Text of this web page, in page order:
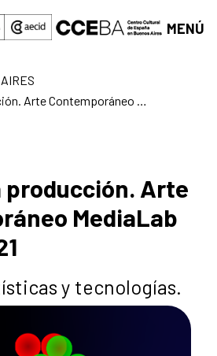
MENÚ
Apoyo a la producción. Arte Contemporáneo MediaLab CCEBA 2021
producción. Arte
MediaLab
y tecnologías.